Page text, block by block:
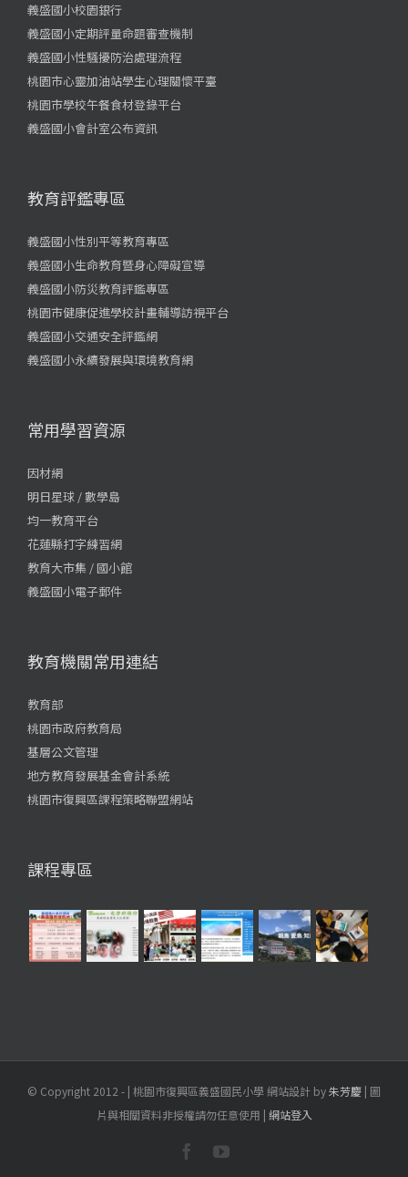
義盛國小校園銀行
義盛國小定期評量命題審查機制
義盛國小性騷擾防治處理流程
桃園市心靈加油站學生心理關懷平臺
桃園市學校午餐食材登錄平台
義盛國小會計室公布資訊
教育評鑑專區
義盛國小性別平等教育專區
義盛國小生命教育暨身心障礙宣導
義盛國小防災教育評鑑專區
桃園市健康促進學校計畫輔導訪視平台
義盛國小交通安全評鑑網
義盛國小永續發展與環境教育網
常用學習資源
因材網
明日星球 / 數學島
均一教育平台
花蓮縣打字練習網
教育大市集 / 國小館
義盛國小電子郵件
教育機關常用連結
教育部
桃園市政府教育局
基層公文管理
地方教育發展基金會計系統
桃園市復興區課程策略聯盟網站
課程專區
© Copyright 2012 - | 桃園市復興區義盛國民小學 網站設計 by朱芳慶 | 圖
片與相關資料非授權請勿任意使用 | 網站登入